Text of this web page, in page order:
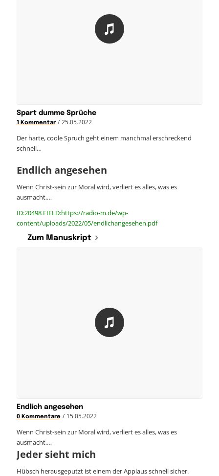
Spart dumme Sprüche
1 Kommentar / 25.05.2022
Der harte, coole Spruch geht einem manchmal erschreckend
schnell…
Endlich angesehen
Wenn Christ-sein zur Moral wird, verliert es alles, was es
ausmacht,…
ID:20498 FIELD:https://radio-m.de/wp-
content/uploads/2022/05/endlichangesehen.pdf
Zum Manuskript
Endlich angesehen
0 Kommentare / 15.05.2022
Wenn Christ-sein zur Moral wird, verliert es alles, was es
ausmacht,…
Jeder sieht mich
Hübsch herausgeputzt ist einem der Applaus schnell sicher.